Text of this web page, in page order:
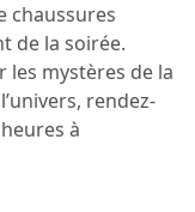
chaussures
de la soirée.
les mystères de la
rendez-
à